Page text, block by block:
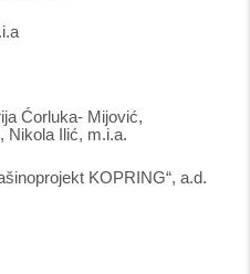
Ćorluka- Mijović,
Nikola Ilić, m.i.a.
KOPRING“, a.d.